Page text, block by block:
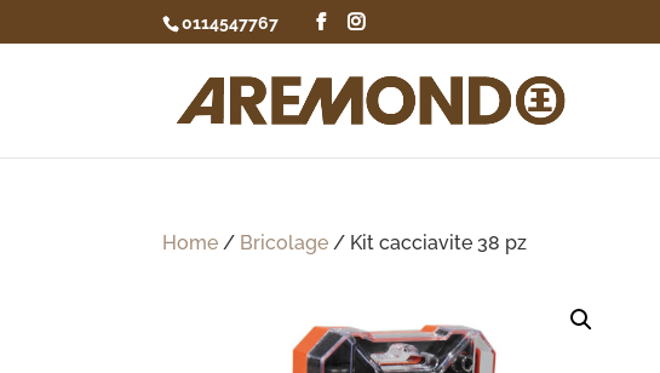
0114547767
Home / Bricolage / Kit cacciavite 38 pz